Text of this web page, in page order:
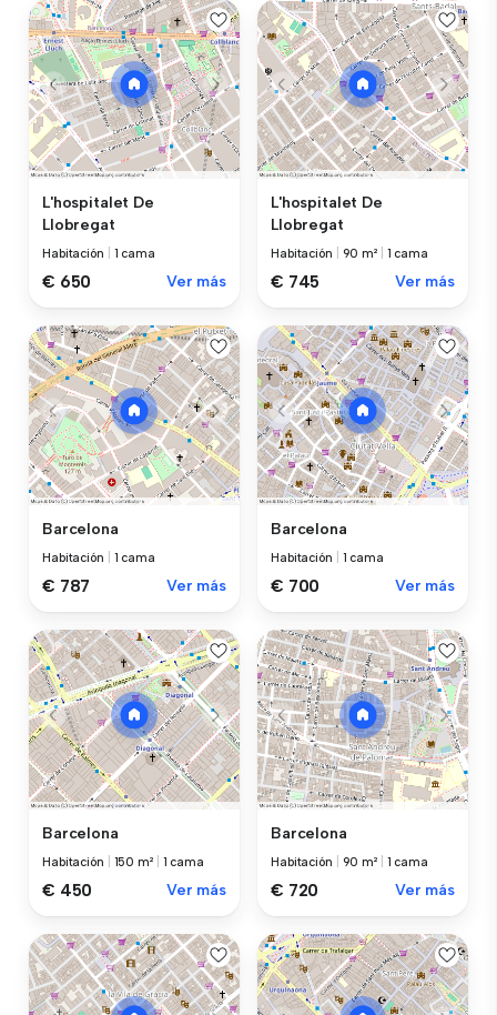
L'hospitalet De
Llobregat
Habitación 1 cama
€ 650 Ver más
L'hospitalet De
Llobregat
Habitación 90 m² 1 cama
€ 745 Ver más
Barcelona
Habitación 1 cama
€ 787 Ver más
Barcelona
Habitación 1 cama
€ 700 Ver más
Barcelona
Habitación 150 m² 1 cama
€ 450 Ver más
Barcelona
Habitación 90 m² 1 cama
€ 720 Ver más